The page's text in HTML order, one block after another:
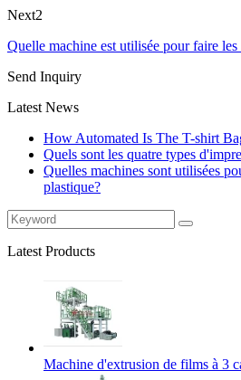
Next2
Quelle machine est utilisée pour faire les
Send Inquiry
Latest News
How Automated Is The T-shirt
Quels sont les quatre types
Quelles machines sont utilisées
plastique?
Latest Products
Machine d'extrusion de films à 3